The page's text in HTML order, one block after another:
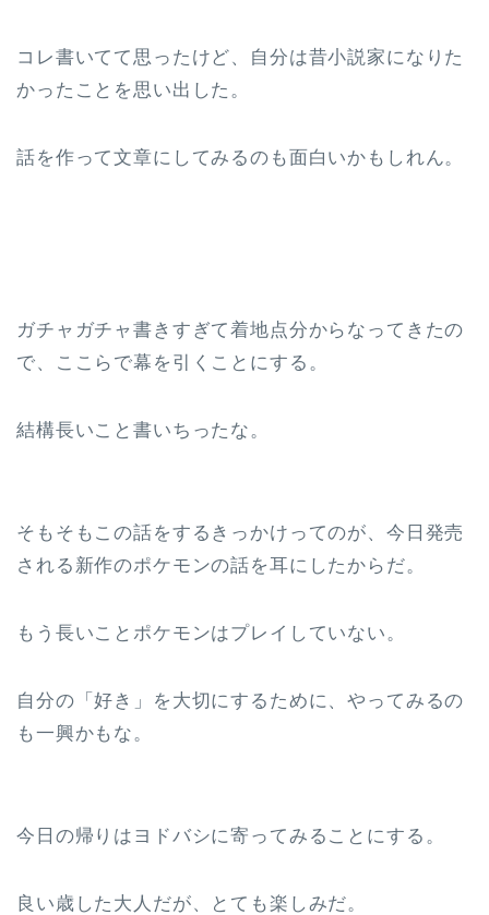
コレ書いてて思ったけど、自分は昔小説家になりた
かったことを思い出した。
話を作って文章にしてみるのも面白いかもしれん。
ガチャガチャ書きすぎて着地点分からなってきたの
で、ここらで幕を引くことにする。
結構長いこと書いちったな。
そもそもこの話をするきっかけってのが、今日発売
される新作のポケモンの話を耳にしたからだ。
もう長いことポケモンはプレイしていない。
自分の「好き」を大切にするために、やってみるの
も一興かもな。
今日の帰りはヨドバシに寄ってみることにする。
良い歳した大人だが、とても楽しみだ。